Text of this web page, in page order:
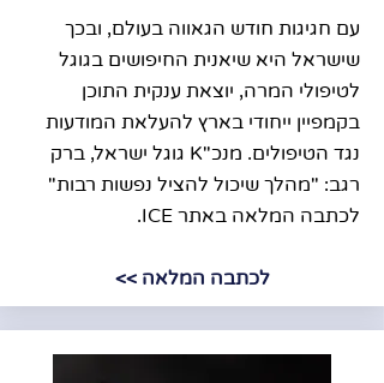
עם חגיגות חודש הגאווה בעולם, ובכך
שישראל היא שיאנית החיפושים בגוגל
לטיפולי המרה, יוצאת ענקית התוכן
בקמפיין ייחודי בארץ להעלאת המודעות
נגד הטיפולים. מנכ"K גוגל ישראל, ברק
רגב: "מהלך שיכול להציל נפשות רבות"
לכתבה המלאה באתר ICE.
לכתבה המלאה >>